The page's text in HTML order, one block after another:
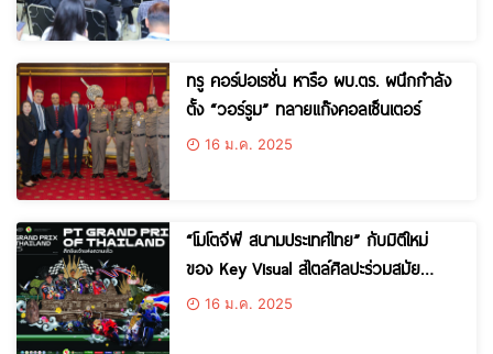
ทรู คอร์ปอเรชั่น หารือ ผบ.ตร. ผนึกกำลัง
ตั้ง “วอร์รูม” ทลายแก๊งคอลเซ็นเตอร์
16 ม.ค. 2025
“โมโตจีพี สนามประเทศไทย” กับมิติใหม่
ของ Key Visual สไตล์ศิลปะร่วมสมัย
สื่อสารแนวคิดและภาพจำ ด้วยวิธีคอล
16 ม.ค. 2025